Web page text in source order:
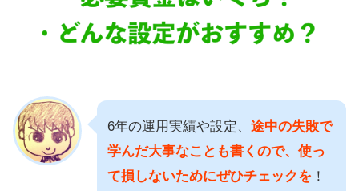
6年の運用実績や設定、 途中の失敗で
学んだ大事なことも書くので、使っ
て損しないためにぜひチェックを ！